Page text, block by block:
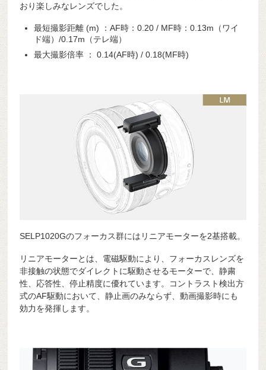
おり楽しみなレンズでした。
最短撮影距離 (m) ：AF時：0.20 / MF時：0.13m（ワイ
ド端）/0.17m（テレ端）
最大撮影倍率 ： 0.14(AF時) / 0.18(MF時)
SELP1020Gのフォーカス群にはリニアモーターを2基搭載。
リニアモーターとは、電磁駆動により、フォーカスレンズを
非接触の状態でダイレクトに駆動させるモーターで、静粛
性、応答性、停止精度に優れています。コントラスト検出方
式のAF駆動において、静止画のみならず、動画撮影時にも
効力を発揮します。